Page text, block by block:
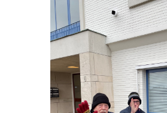
ORGANISATIE
VRIJWILLIGERS & STAGIAIRES
CONTACT